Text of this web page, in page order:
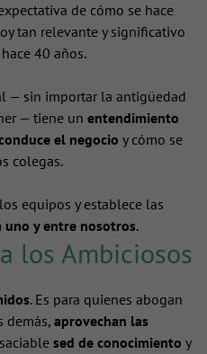
de cómo se hace
tan relevante y significativo
40 años.
— sin importar la antigüedad
— tiene un entendimiento
el negocio y cómo se
colegas.
equipos y establece las
uno y entre nosotros.
los Ambiciosos
. Es para quienes abogan
demás, aprovechan las
sed de conocimiento y